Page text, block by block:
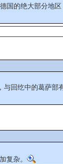
国的绝大部分地
回纥中的葛萨部
复杂。